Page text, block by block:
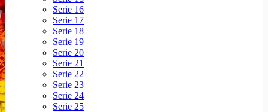
Serie 16
Serie 17
Serie 18
Serie 19
Serie 20
Serie 21
Serie 22
Serie 23
Serie 24
Serie 25